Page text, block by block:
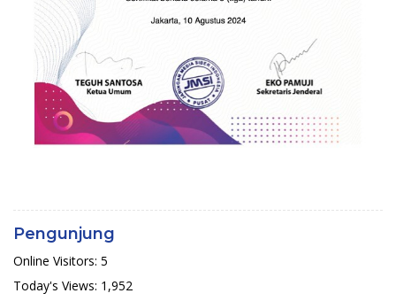
Pengunjung
Online Visitors: 5
Today's Views: 1,952